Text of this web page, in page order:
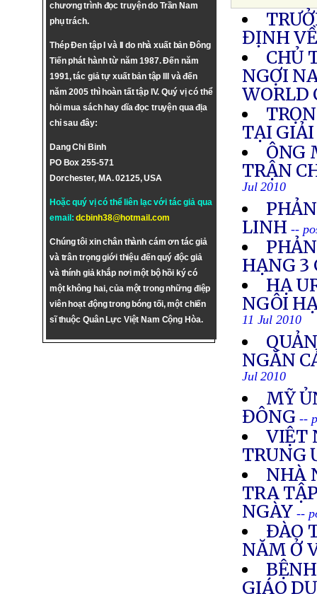
chương trình đọc truyện do Trần Nam
phụ trách.
Thép Đen tập I và II do nhà xuất bản Đông
Tiến phát hành từ năm 1987. Đến năm
1991, tác giả tự xuất bản tập III và đến
năm 2005 thì hoàn tất tập IV. Quý vị có thể
hỏi mua sách hay dĩa đọc truyện qua địa
chỉ sau đây:
Dang Chi Binh
PO Box 255-571
Dorchester, MA. 02125, USA
Hoặc quý vị có thể liên lạc với tác giả qua
email:dcbinh38@hotmail.com
Chúng tôi xin chân thành cám ơn tác giả
và trân trọng giới thiệu đến quý độc giả
và thính giả khắp nơi một bộ hồi ký có
một không hai, của một trong những điệp
viên hoạt động trong bóng tối, một chiến
sĩ thuộc Quân Lực Việt Nam Cộng Hòa.
ĐỊNH
CHỦ
NGỢI
WORLD
TẠI GIẢI
ÔNG
TRẬN
Jul 2010
LINH --
HẠNG 3
HẠ
NGÔI
11 Jul 2010
NGĂN
Jul 2010
MỸ
ĐÔNG--
VIỆT
TRUNG
NHÀ
TRA
NGÀY --
ÐÀO
NĂM Ở
GIÁO